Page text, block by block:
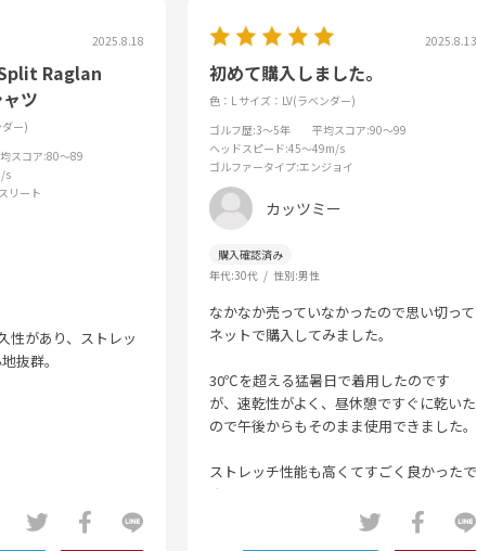
2025.8.18
Raglan
ツ
ー)
スコア:80～89
s
リート
性があり、ストレッ
抜群。
2025.8.13
初めて購入しました。
色：L サイズ：LV(ラベンダー)
ゴルフ歴:3～5年 平均スコア:90～99
ヘッドスピード:45～49m/s
ゴルファータイプ:エンジョイ
カッツミー
年代:30代 性別:男性
なかなか売っていなかったので思い切って
ネットで購入してみました。
30℃を超える猛暑日で着用したのです
が、速乾性がよく、昼休憩ですぐに乾いた
ので午後からもそのまま使用できました。
ストレッチ性能も高くてすごく良かったで
す。